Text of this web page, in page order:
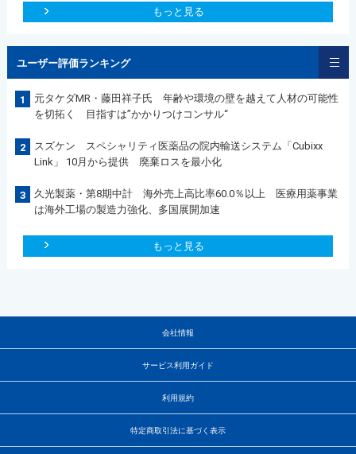
もっと見る
ユーザー評価ランキング
1
元タケダMR・藤田祥子氏 年齢や環境の壁を越えて人材の可能性
を切拓く 目指すは”かかりつけコンサル“
2
スズケン スペシャリティ医薬品の院内輸送システム「Cubixx
Link」 10月から提供 廃棄ロスを最小化
3
久光製薬・第8期中計 海外売上高比率60.0％以上 医療用薬事業
は海外工場の製造力強化、多国展開加速
もっと見る
会社情報
サービス利用ガイド
利用規約
特定商取引法に基づく表示